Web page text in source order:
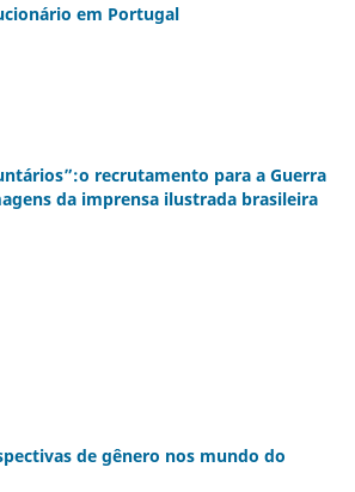
em Portugal
recrutamento para a Guerra
da imprensa ilustrada brasileira
de gênero nos mundo do